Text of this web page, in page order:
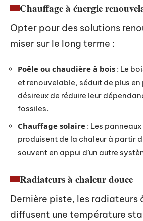
Chauffage à énergie
Opter pour des solutions
miser sur le long terme :
Poêle ou chaudière à bois : Le
et renouvelable, séduit de plus en
désireux de réduire leur
fossiles.
Chauffage solaire : Les
produisent de la chaleur à partir
souvent en appui d’un autre
Radiateurs à chaleur douce
Dernière piste, les radiateurs
diffusent une température